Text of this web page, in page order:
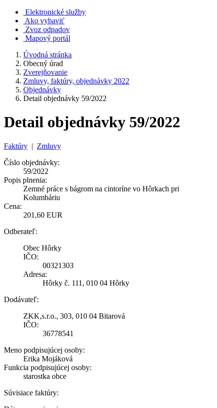
Elektronické služby
Ako vybaviť
Zvoz odpadov
Mapový portál
Úvodná stránka
Obecný úrad
Zverejňovanie
Zmluvy, faktúry, objednávky 2022
Objednávky
Detail objednávky 59/2022
Detail objednávky 59/2022
Faktúry | Zmluvy
Číslo objednávky:
59/2022
Popis plnenia:
Zemné práce s bágrom na cintoríne vo Hôrkach pri
Kolumbáriu
Cena:
201,60 EUR
Odberateľ:
Obec Hôrky
IČO:
00321303
Adresa:
Hôrky č. 111, 010 04 Hôrky
Dodávateľ:
ZKK,s.r.o., 303, 010 04 Bitarová
IČO:
36778541
Meno podpisujúcej osoby:
Erika Mojáková
Funkcia podpisujúcej osoby:
starostka obce
Súvisiace faktúry: